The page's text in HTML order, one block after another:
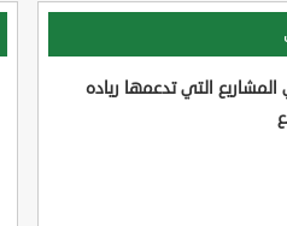
التي تدعمها رياده